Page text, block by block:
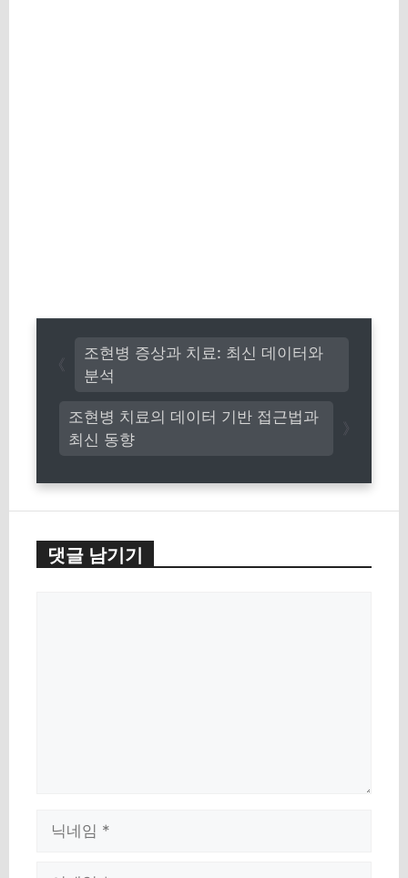
조현병 치료의 데이터 기반 접근법과
최신 동향
조현병 증상과 치료: 최신 데이터와
분석
댓글 남기기